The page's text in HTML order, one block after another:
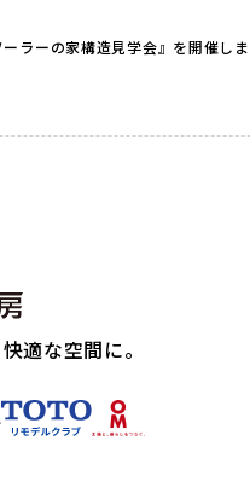
適な空間に。